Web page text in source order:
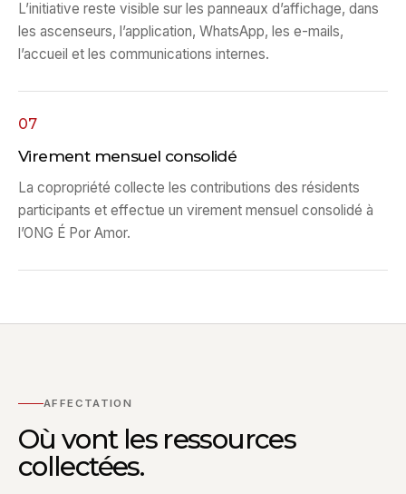
L’initiative reste visible sur les panneaux d’affichage, dans
les ascenseurs, l’application, WhatsApp, les e-mails,
l’accueil et les communications internes.
07
Virement mensuel consolidé
La copropriété collecte les contributions des résidents
participants et effectue un virement mensuel consolidé à
l’ONG É Por Amor.
AFFECTATION
Où vont les ressources
collectées.